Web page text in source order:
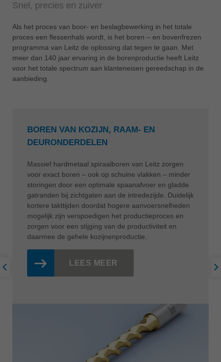
Snel, precies en zuiver
Als het proces van boor- en beslagbewerking in het totale
proces een flessenhals wordt, is het boren – en bovenfrezen
programma van Leitz de oplossing dat tegen te gaan. Met
meer dan 140 jaar ervaring in de borenproductie heeft Leitz
voor het totale spectrum aan klanteneisen gereedschap in de
aanbieding.
BOREN VAN KOZIJN, RAAM- EN
DEURONDERDELEN
Massief hardmetaal spiraalboren van Leitz zorgen
voor exact boren – ook op schuine vlakken – minder
storingen door een optimale spaanafvoer en gladde
gatranden bij zichtgaten aan de intredezijde. Duidelijk
kortere takttijden doordat hogere aanvoersnelheden
mogelijk zijn verspoedigen het productieproces en
zorgen voor een stijging van de productiviteit en
daarmee de gehele kozijnenproductie.
LEES MEER